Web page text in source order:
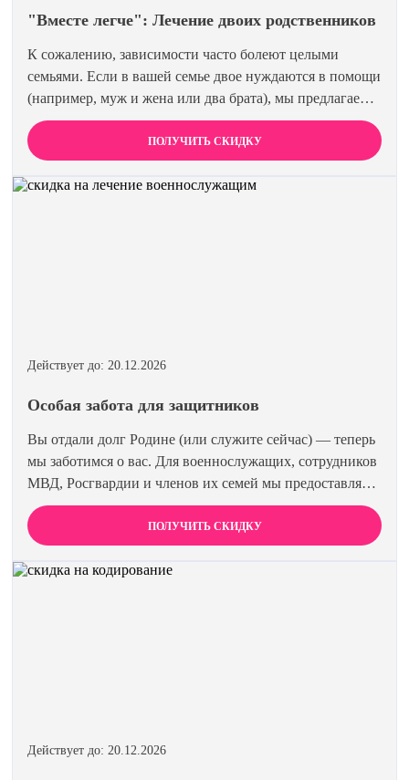
"Вместе легче": Лечение двоих родственников
К сожалению, зависимости часто болеют целыми
семьями. Если в вашей семье двое нуждаются в помощи
(например, муж и жена или два брата), мы предлагаем
специальную цену на одновременное лечение. Второй
член семьи получает скидку 15%. Лечиться вместе
эффективнее и выгоднее.
ПОЛУЧИТЬ СКИДКУ
Действует до: 20.12.2026
Особая забота для защитников
Вы отдали долг Родине (или служите сейчас) — теперь
мы заботимся о вас. Для военнослужащих, сотрудников
МВД, Росгвардии и членов их семей мы предоставляем
скидку 15% на все виды лечения и кодирования.
Полная анонимность и уважение к вашему статусу
гарантированы. Действуйте по удостоверению.
ПОЛУЧИТЬ СКИДКУ
Действует до: 20.12.2026